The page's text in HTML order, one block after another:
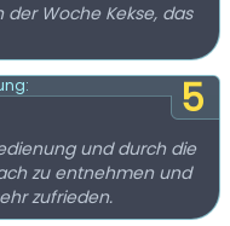
Woche Kekse, das
5
und durch die
zu entnehmen und
zufrieden.